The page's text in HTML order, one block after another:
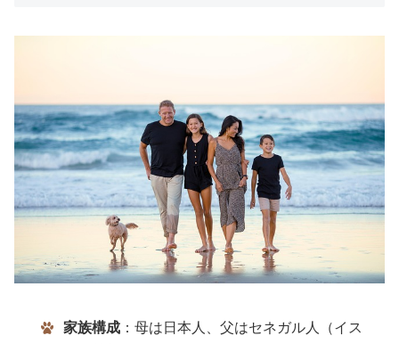
家族構成：母は日本人、父はセネガル人（イス